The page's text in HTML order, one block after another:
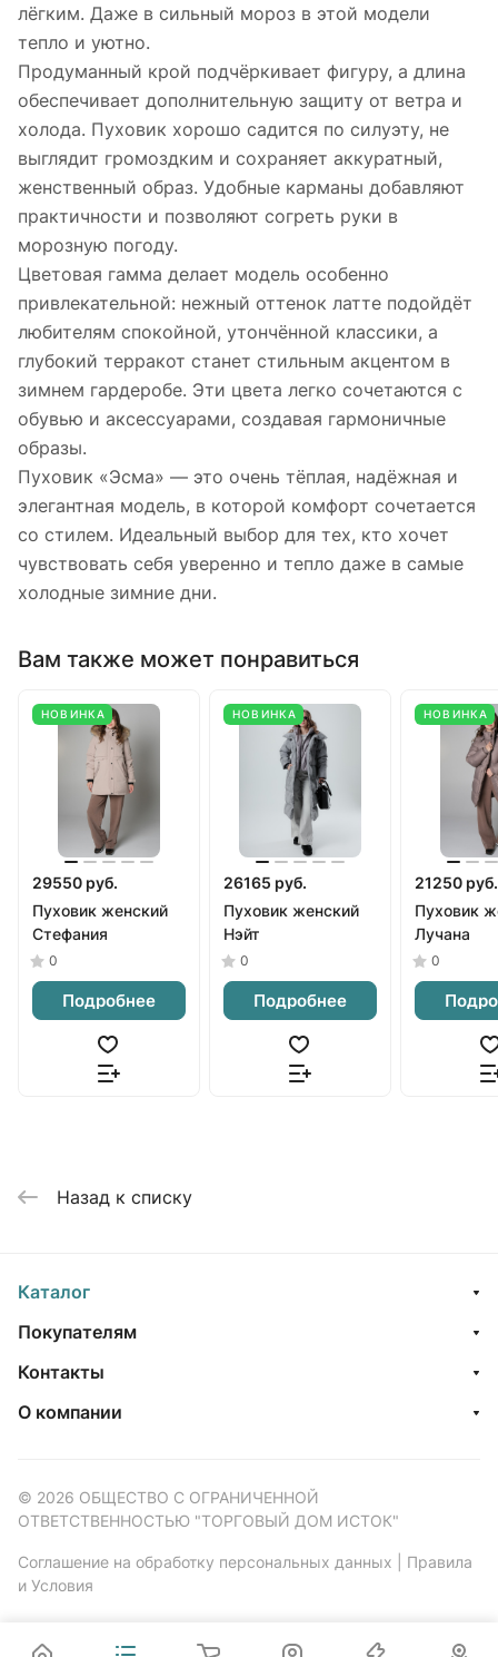
лёгким. Даже в сильный мороз в этой модели
тепло и уютно.
Продуманный крой подчёркивает фигуру, а длина
обеспечивает дополнительную защиту от ветра и
холода. Пуховик хорошо садится по силуэту, не
выглядит громоздким и сохраняет аккуратный,
женственный образ. Удобные карманы добавляют
практичности и позволяют согреть руки в
морозную погоду.
Цветовая гамма делает модель особенно
привлекательной: нежный оттенок латте подойдёт
любителям спокойной, утончённой классики, а
глубокий терракот станет стильным акцентом в
зимнем гардеробе. Эти цвета легко сочетаются с
обувью и аксессуарами, создавая гармоничные
образы.
Пуховик «Эсма» — это очень тёплая, надёжная и
элегантная модель, в которой комфорт сочетается
со стилем. Идеальный выбор для тех, кто хочет
чувствовать себя уверенно и тепло даже в самые
холодные зимние дни.
Вам также может понравиться
НОВИНКА
29550 руб.
Пуховик женский
Стефания
0
Подробнее
НОВИНКА
26165 руб.
Пуховик женский
Нэйт
0
Подробнее
НОВИНКА
21250 руб.
Пуховик
Лучана
0
Назад к списку
Каталог
Покупателям
Контакты
О компании
© 2026 ОБЩЕСТВО С ОГРАНИЧЕННОЙ
ОТВЕТСТВЕННОСТЬЮ "ТОРГОВЫЙ ДОМ ИСТОК"
Соглашение на обработку персональных данных
Правила
и Условия